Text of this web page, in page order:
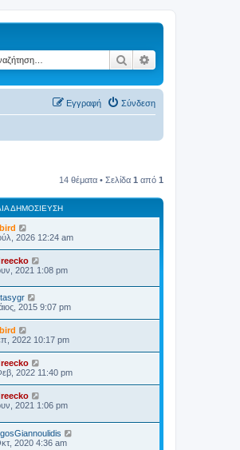
Αναζήτηση
Σύνδεση
Εγγραφή
14 θέματα • Σελίδα 1 από 1
ΔΗΜΟΣΊΕΥΣΗ
2026 12:24 am
2021 1:08 pm
2015 9:07 pm
2022 10:17 pm
2022 11:40 pm
2021 1:06 pm
2020 4:36 am